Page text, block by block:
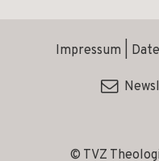
© TVZ
Impressum